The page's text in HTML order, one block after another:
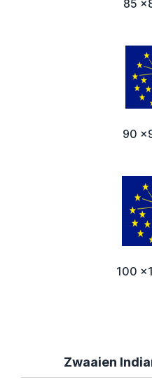
85
90
100
Zwaaien